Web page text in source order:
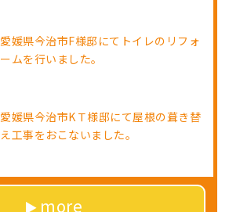
愛媛県今治市F様邸にてトイレのリフォ
ームを行いました。
愛媛県今治市KＴ様邸にて屋根の葺き替
え工事をおこないました。
more